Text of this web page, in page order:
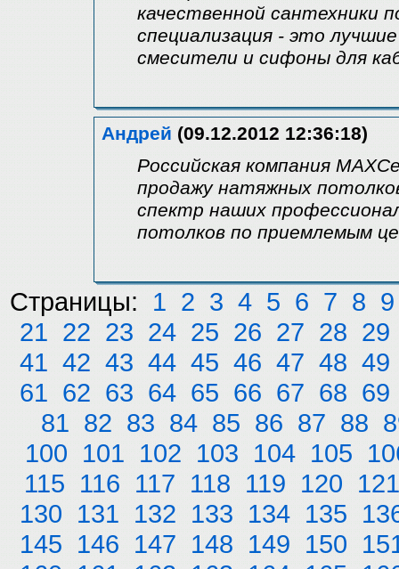
качественной сантехники
специализация - это
смесители и сифоны для
Андрей (09.12.2012 12:36:18)
Российская компания
продажу натяжных
спектр наших
потолков по приемлемым
Страницы: 1 2 3 4 5 6 7 8 9
21 22 23 24 25 26 27 28 29
41 42 43 44 45 46 47 48 49
61 62 63 64 65 66 67 68 69
81 82 83 84 85 86 87 88
100 101 102 103 104 105
115 116 117 118 119 120 121
130 131 132 133 134 135
145 146 147 148 149 150